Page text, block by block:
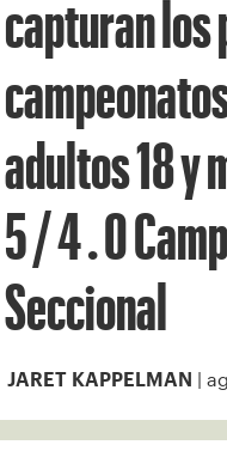
capturan los
adultos 18 y
5 / 4 . 0
Seccional
JARET KAPPELMAN |